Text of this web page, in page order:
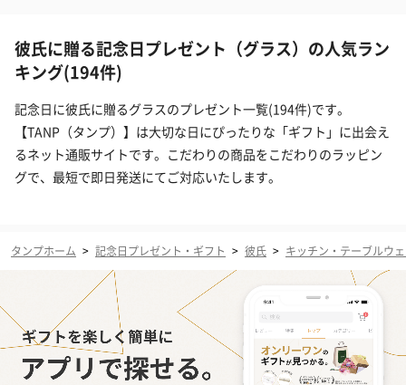
彼氏に贈る記念日プレゼント（グラス）の人気ラン
キング(194件)
記念日に彼氏に贈るグラスのプレゼント一覧(194件)です。
【TANP（タンプ）】は大切な日にぴったりな「ギフト」に出会え
るネット通販サイトです。こだわりの商品をこだわりのラッピン
グで、最短で即日発送にてご対応いたします。
タンプホーム > 記念日プレゼント・ギフト > 彼氏 > キッチン・テーブルウ